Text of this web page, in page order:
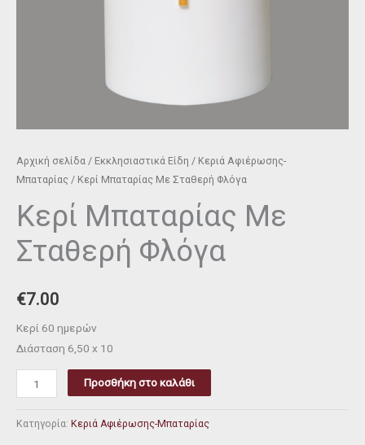
Αρχική σελίδα / Εκκλησιαστικά Είδη / Κεριά Αφιέρωσης-
Μπαταρίας / Κερί Μπαταρίας Με Σταθερή Φλόγα
Κερί Μπαταρίας Με
Σταθερή Φλόγα
€7.00
Κερί 60 ημερών
Διάσταση 6,50 x 10
Προσθήκη στο καλάθι
Κατηγορία: Κεριά Αφιέρωσης-Μπαταρίας